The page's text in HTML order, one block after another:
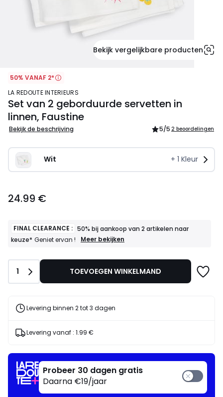
Bekijk vergelijkbare producten
50% VANAF 2*
LA REDOUTE INTERIEURS
Set van 2 geborduurde servetten in
linnen, Faustine
Bekijk de beschrijving 5/5 2 beoordelingen
Wit + 1 Kleur
€.
24.99 €
FINAL CLEARANCE : 50% bij aankoop van 2 artikelen naar
keuze* Geniet ervan !
FINAL
bij
artikelen
Geniet
Meer bekijken
Aantal
1 TOEVOEGEN WINKELMAND
Levering binnen 2 tot 3 dagen
Levering vanaf : 1.99 €
Probeer 30 dagen gratis
Daarna €19/jaar